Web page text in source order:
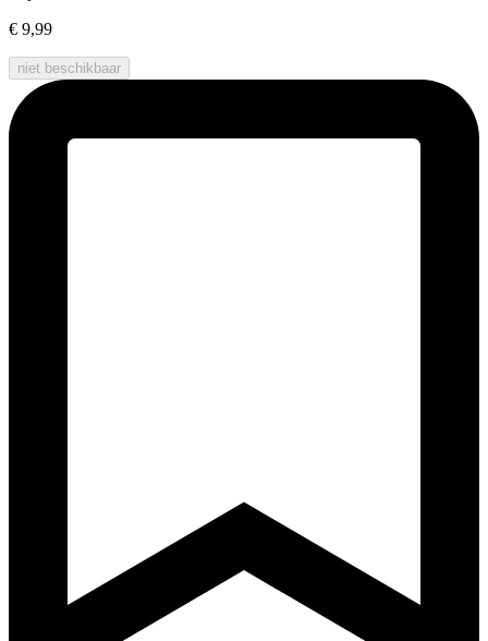
€ 9,99
niet beschikbaar